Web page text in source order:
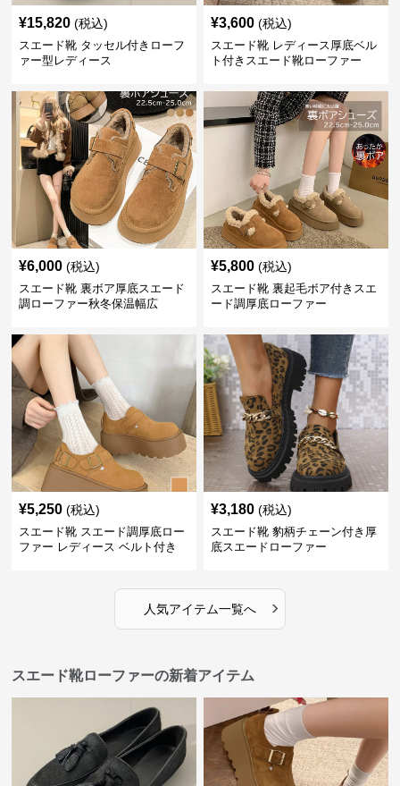
¥15,820 (税込)
スエード靴 タッセル付きローフ
ァー型レディース
¥3,600 (税込)
スエード靴 レディース厚底ベル
ト付きスエード靴ローファー
¥6,000 (税込)
スエード靴 裏ボア厚底スエード
調ローファー秋冬保温幅広
¥5,800 (税込)
スエード靴 裏起毛ボア付きスエ
ード調厚底ローファー
¥5,250 (税込)
スエード靴 スエード調厚底ロー
ファー レディース ベルト付き
¥3,180 (税込)
スエード靴 豹柄チェーン付き厚
底スエードローファー
人気アイテム一覧へ ›
スエード靴ローファーの新着アイテム